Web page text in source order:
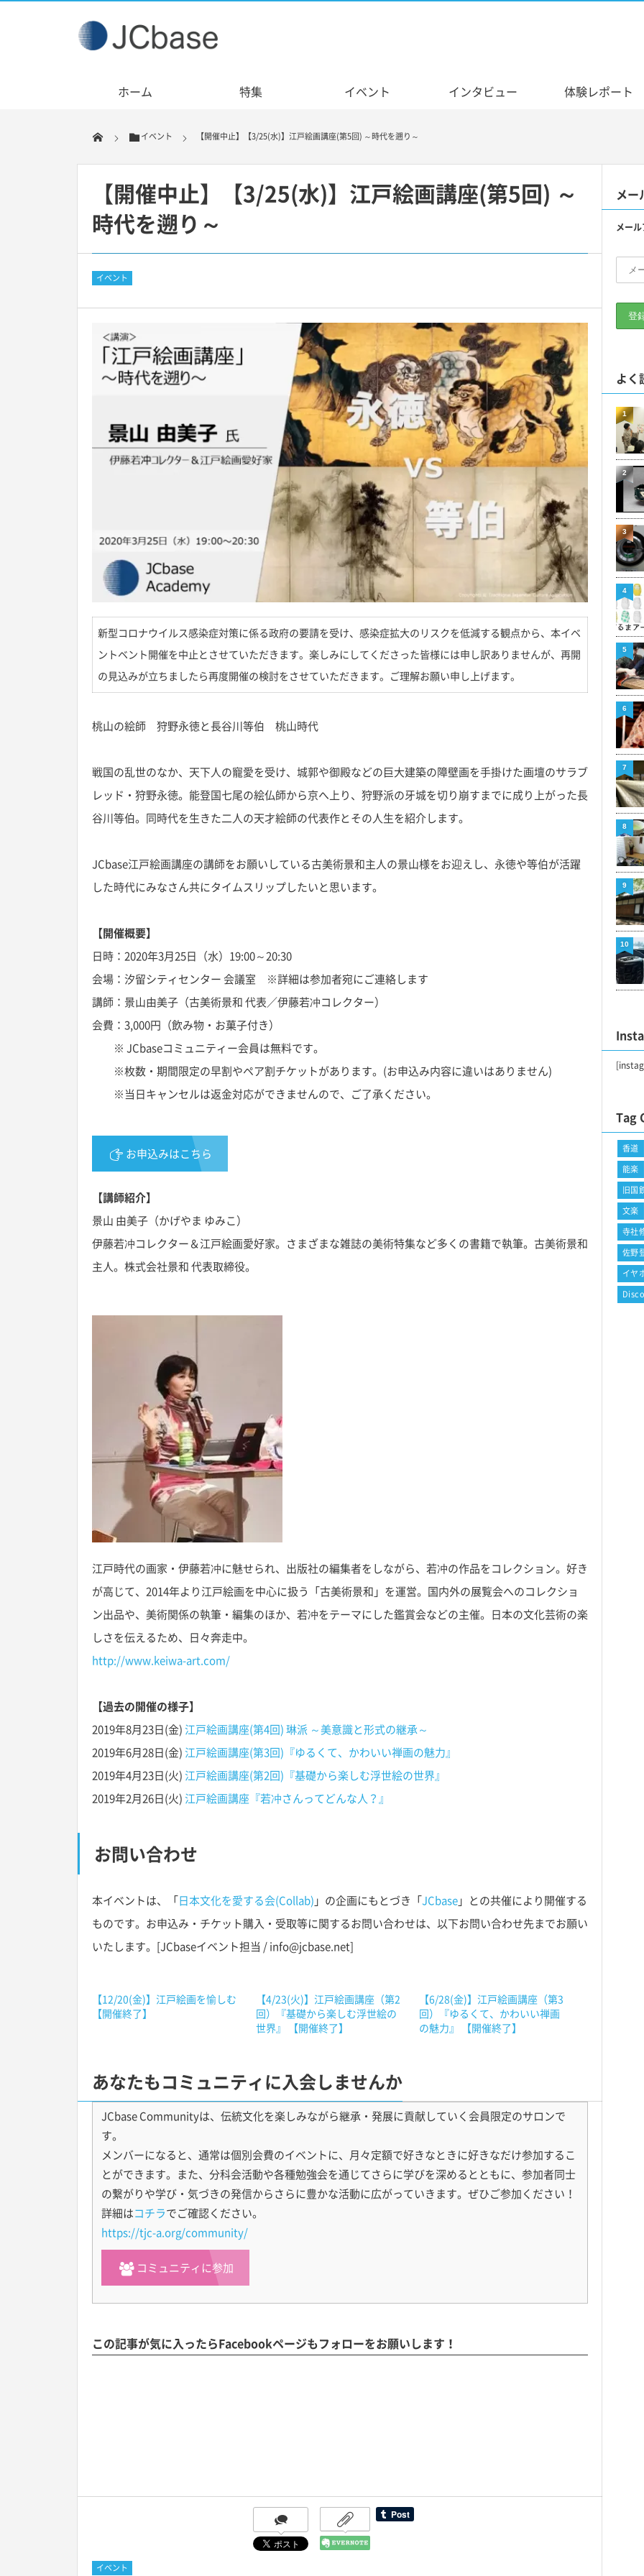
ホーム 特集 イベント インタビュー 体験レポート
イベント 【開催中止】【3/25(水)】江戸絵画講座(第5回) ～時代を遡り～
【開催中止】【3/25(水)】江戸絵画講座(第5回) ～
時代を遡り～
イベント
新型コロナウイルス感染症対策に係る政府の要請を受け、感染症拡大のリスクを低減する観点から、本イベ
ントベント開催を中止とさせていただきます。楽しみにしてくださった皆様には申し訳ありませんが、再開
の見込みが立ちましたら再度開催の検討をさせていただきます。ご理解お願い申し上げます。
桃山の絵師 狩野永徳と長谷川等伯 桃山時代
戦国の乱世のなか、天下人の寵愛を受け、城郭や御殿などの巨大建築の障壁画を手掛けた画壇のサラブ
レッド・狩野永徳。能登国七尾の絵仏師から京へ上り、狩野派の牙城を切り崩すまでに成り上がった長
谷川等伯。同時代を生きた二人の天才絵師の代表作とその人生を紹介します。
JCbase江戸絵画講座の講師をお願いしている古美術景和主人の景山様をお迎えし、永徳や等伯が活躍
した時代にみなさん共にタイムスリップしたいと思います。
【開催概要】
日時：2020年3月25日（水）19:00～20:30
会場：汐留シティセンター 会議室 ※詳細は参加者宛にご連絡します
講師：景山由美子（古美術景和 代表／伊藤若冲コレクター）
会費：3,000円（飲み物・お菓子付き）
※ JCbaseコミュニティー会員は無料です。
※枚数・期間限定の早割やペア割チケットがあります。(お申込み内容に違いはありません)
※当日キャンセルは返金対応ができませんので、ご了承ください。
お申込みはこちら
【講師紹介】
景山 由美子（かげやま ゆみこ）
伊藤若冲コレクター＆江戸絵画愛好家。さまざまな雑誌の美術特集など多くの書籍で執筆。古美術景和
主人。株式会社景和 代表取締役。
江戸時代の画家・伊藤若冲に魅せられ、出版社の編集者をしながら、若冲の作品をコレクション。好き
が高じて、2014年より江戸絵画を中心に扱う「古美術景和」を運営。国内外の展覧会へのコレクショ
ン出品や、美術関係の執筆・編集のほか、若冲をテーマにした鑑賞会などの主催。日本の文化芸術の楽
しさを伝えるため、日々奔走中。
http://www.keiwa-art.com/
【過去の開催の様子】
2019年8月23日(金) 江戸絵画講座(第4回) 琳派 ～美意識と形式の継承～
2019年6月28日(金) 江戸絵画講座(第3回)『ゆるくて、かわいい禅画の魅力』
2019年4月23日(火) 江戸絵画講座(第2回)『基礎から楽しむ浮世絵の世界』
2019年2月26日(火) 江戸絵画講座『若冲さんってどんな人？』
お問い合わせ
本イベントは、「日本文化を愛する会(Collab) 」の企画にもとづき「JCbase」との共催により開催する
ものです。お申込み・チケット購入・受取等に関するお問い合わせは、以下お問い合わせ先までお願い
いたします。[JCbaseイベント担当 / info@jcbase.net]
【12/20(金)】江戸絵画を愉しむ
【開催終了】
【4/23(火)】江戸絵画講座（第2
回）『基礎から楽しむ浮世絵の
世界』 【開催終了】
【6/28(金)】江戸絵画講座（第3
回）『ゆるくて、かわいい禅画
の魅力』 【開催終了】
あなたもコミュニティに入会しませんか
JCbase Communityは、伝統文化を楽しみながら継承・発展に貢献していく会員限定のサロンで
す。
メンバーになると、通常は個別会費のイベントに、月々定額で好きなときに好きなだけ参加するこ
とができます。また、分科会活動や各種勉強会を通じてさらに学びを深めるとともに、参加者同士
の繋がりや学び・気づきの発信からさらに豊かな活動に広がっていきます。ぜひご参加ください！
詳細はコチラでご確認ください。
https://tjc-a.org/community/
コミュニティに参加
この記事が気に入ったらFacebookページもフォローをお願いします！
イベント
メー
メー
よく
1
2
3
4
5
6
7
8
9
10
Tag
香道
能楽
旧国
文楽
寺社
佐野
イヤ